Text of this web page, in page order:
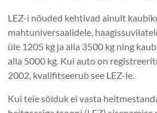
LEZ-i nõuded kehtivad ainult
mahtuniversaalidele,
üle 1205 kg ja alla 3500 kg ning
alla 5000 kg. Kui auto on
2002, kvalifitseerub see LEZ-le.
Kui teie sõiduk ei vasta